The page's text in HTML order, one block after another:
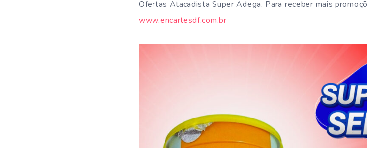
Ofertas Atacadista Super Adega. Para receber mais
www.encartesdf.com.br